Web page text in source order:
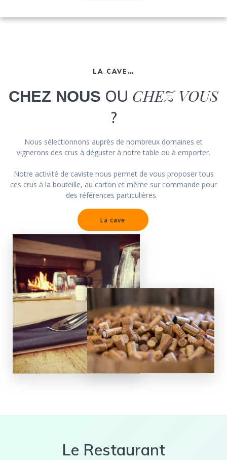
LA CAVE…
CHEZ NOUS OU CHEZ VOUS
?
Nous sélectionnons auprès de nombreux domaines et
vignerons des crus à déguster à notre table ou à emporter.
Notre activité de caviste nous permet de vous proposer tous
ces crus à la bouteille, au carton et même sur commande pour
des références particulières.
La cave
Le Restaurant